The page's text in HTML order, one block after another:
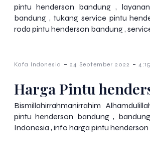
pintu henderson bandung ,
bandung , tukang service pintu
roda pintu henderson bandung ,
Kafa Indonesia - 24 September 2022 -
Harga Pintu
Bismillahirrahmanirrahim
pintu henderson bandung ,
Indonesia , info harga pintu